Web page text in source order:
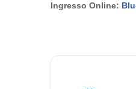
Ingresso Online: